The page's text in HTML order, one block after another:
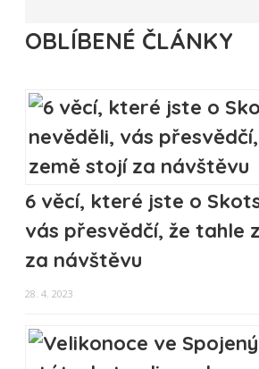
OBLÍBENÉ ČLÁNKY
6 věcí, které jste o
vás přesvědčí, že tahle
za návštěvu
28. 4. 2023